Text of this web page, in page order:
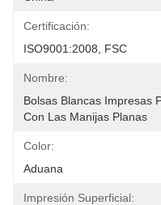
Certificación:
ISO9001:2008, FSC
Nombre:
Bolsas Blancas Impresas
Con Las Manijas Planas
Color:
Aduana
Impresión Superficial: